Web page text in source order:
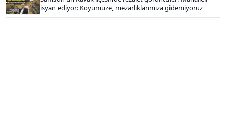
isyan ediyor: Köyümüze, mezarlıklarımıza gidemiyoruz